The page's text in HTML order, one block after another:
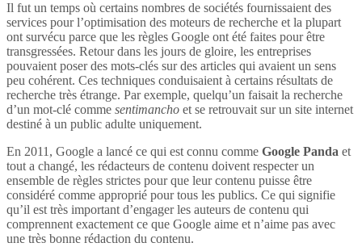
Il fut un temps où certains nombres de sociétés fournissaient des
services pour l’optimisation des moteurs de recherche et la plupart
ont survécu parce que les règles Google ont été faites pour être
transgressées. Retour dans les jours de gloire, les entreprises
pouvaient poser des mots-clés sur des articles qui avaient un sens
peu cohérent. Ces techniques conduisaient à certains résultats de
recherche très étrange. Par exemple, quelqu’un faisait la recherche
d’un mot-clé comme sentimancho et se retrouvait sur un site internet
destiné à un public adulte uniquement.
En 2011, Google a lancé ce qui est connu comme Google Panda et
tout a changé, les rédacteurs de contenu doivent respecter un
ensemble de règles strictes pour que leur contenu puisse être
considéré comme approprié pour tous les publics. Ce qui signifie
qu’il est très important d’engager les auteurs de contenu qui
comprennent exactement ce que Google aime et n’aime pas avec
une très bonne rédaction du contenu.